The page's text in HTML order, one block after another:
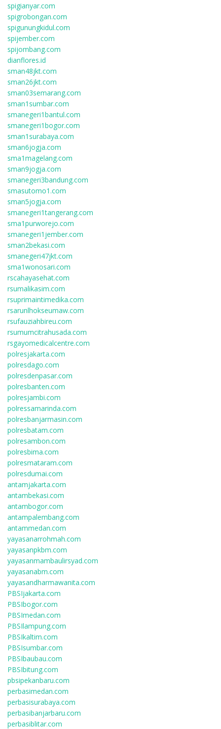
spigianyar.com
spigrobongan.com
spigunungkidul.com
spijember.com
spijombang.com
dianflores.id
sman48jkt.com
sman26jkt.com
sman03semarang.com
sman1sumbar.com
smanegeri1bantul.com
smanegeri1bogor.com
sman1surabaya.com
sman6jogja.com
sma1magelang.com
sman9jogja.com
smanegeri3bandung.com
smasutomo1.com
sman5jogja.com
smanegeri1tangerang.com
sma1purworejo.com
smanegeri1jember.com
sman2bekasi.com
smanegeri47jkt.com
sma1wonosari.com
rscahayasehat.com
rsumalikasim.com
rsuprimaintimedika.com
rsarunlhokseumaw.com
rsufauziahbireu.com
rsumumcitrahusada.com
rsgayomedicalcentre.com
polresjakarta.com
polresdago.com
polresdenpasar.com
polresbanten.com
polresjambi.com
polressamarinda.com
polresbanjarmasin.com
polresbatam.com
polresambon.com
polresbima.com
polresmataram.com
polresdumai.com
antamjakarta.com
antambekasi.com
antambogor.com
antampalembang.com
antammedan.com
yayasanarrohmah.com
yayasanpkbm.com
yayasanmambaulirsyad.com
yayasanabm.com
yayasandharmawanita.com
PBSIjakarta.com
PBSIbogor.com
PBSImedan.com
PBSIlampung.com
PBSIkaltim.com
PBSIsumbar.com
PBSIbaubau.com
PBSIbitung.com
pbsipekanbaru.com
perbasimedan.com
perbasisurabaya.com
perbasibanjarbaru.com
perbasiblitar.com